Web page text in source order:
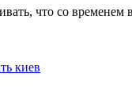
что со